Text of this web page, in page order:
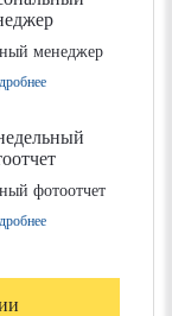
менеджер
фотоотчет